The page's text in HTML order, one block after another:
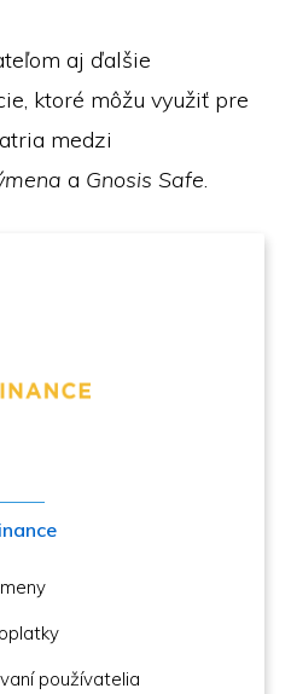
aj ďalšie
ktoré môžu využiť pre
medzi
a Gnosis Safe.
používatelia